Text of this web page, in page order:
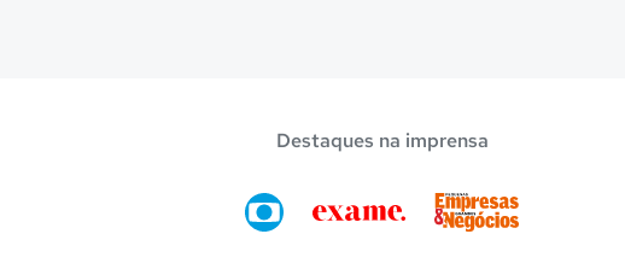
Destaques na imprensa